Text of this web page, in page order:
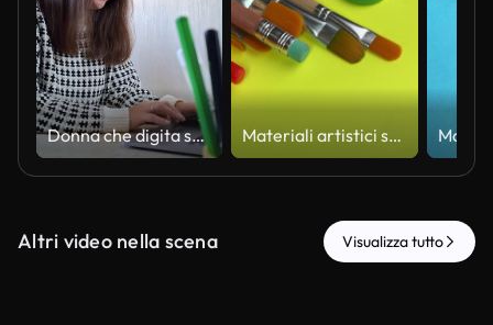
Donna che digita sul portatile a casa nel pomeriggio mentre appoggia il mento sulla mano vicino alla scrivania con penne Materiali artistici su sfondo giallo=
Altri video nella scena Visualizza tutto